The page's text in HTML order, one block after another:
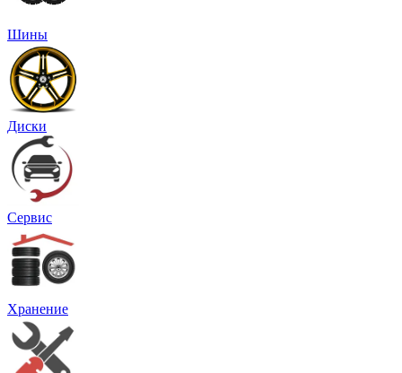
Шины
Диски
Сервис
Хранение